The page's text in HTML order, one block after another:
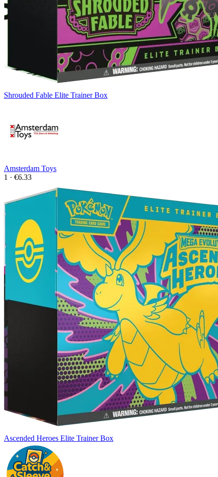
Shrouded Fable Elite Trainer Box
Amsterdam Toys
1 · €6.33
Ascended Heroes Elite Trainer Box